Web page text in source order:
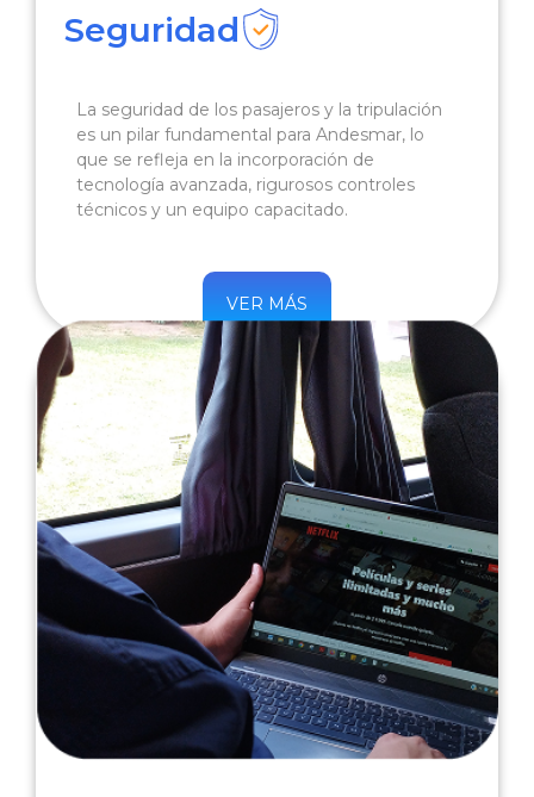
Seguridad
La seguridad de los pasajeros y la tripulación
es un pilar fundamental para Andesmar, lo
que se refleja en la incorporación de
tecnología avanzada, rigurosos controles
técnicos y un equipo capacitado.
VER MÁS